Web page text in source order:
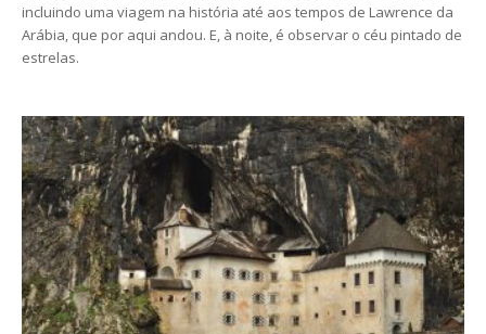
incluindo uma viagem na história até aos tempos de Lawrence da
Arábia, que por aqui andou. E, à noite, é observar o céu pintado de
estrelas.